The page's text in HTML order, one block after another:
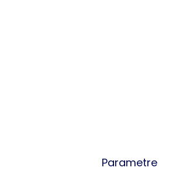
Parametre